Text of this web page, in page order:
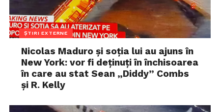
ȘTIRI EXTERNE
Nicolas Maduro și soția lui au ajuns în
New York: vor fi deținuți în închisoarea
în care au stat Sean „Diddy” Combs
și R. Kelly